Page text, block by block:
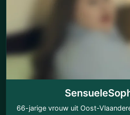
66-jarige vrouw uit Oost-